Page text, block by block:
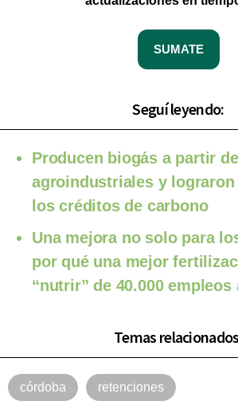
SUMATE
Seguí leyendo:
Producen biogás a partir
agroindustriales y
los créditos de carbono
Una mejora no solo para
por qué una mejor
“nutrir” de 40.000 empleos
Temas
córdoba retenciones